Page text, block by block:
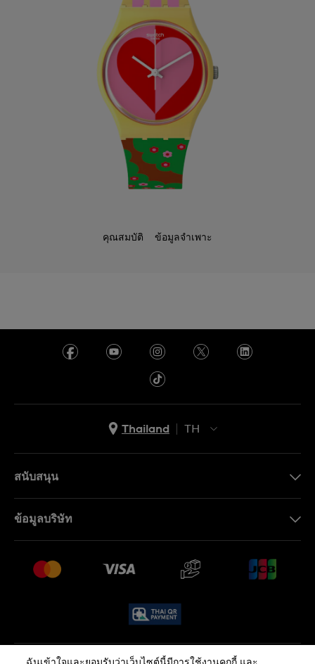
คุณสมบัติ ข้อมูลจำเพาะ
Thailand
TH
สนับสนุน
คำถามที่พบบ่อย (FAQ)
เงื่อนไขหลังการขาย
ข้อมูลบริษัท
งาน